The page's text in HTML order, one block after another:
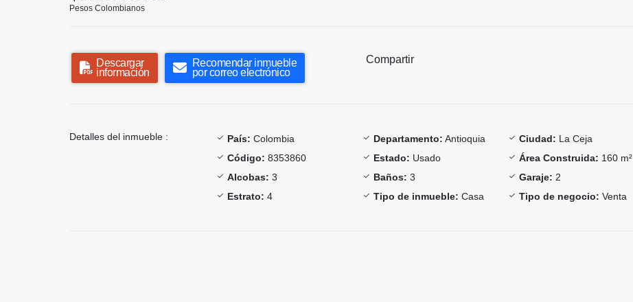
Pesos Colombianos
Descargar
información
Recomendar inmueble
por correo electrónico
Compartir
Detalles del inmueble : País: Colombia Departamento: Antioquia Ciudad: La Ceja
Código: 8353860 Estado: Usado Área Construida: 160 m²
Alcobas: 3 Baños: 3 Garaje: 2
Estrato: 4 Tipo de inmueble: Casa Tipo de negocio: Venta